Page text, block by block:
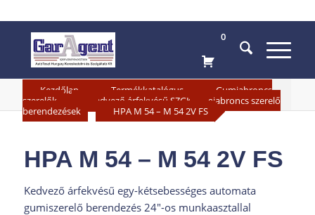
0
Kezdőlap Termékkatalógus
Gumiabroncs
szerelők
»
Kedvező árfekvésű SZGK gumiabroncs szerelő
berendezések
HPA M 54 – M 54 2V FS
HPA M 54 – M 54 2V FS
Kedvező árfekvésű egy-kétsebességes automata
gumiszerelő berendezés 24″-os munkaasztallal